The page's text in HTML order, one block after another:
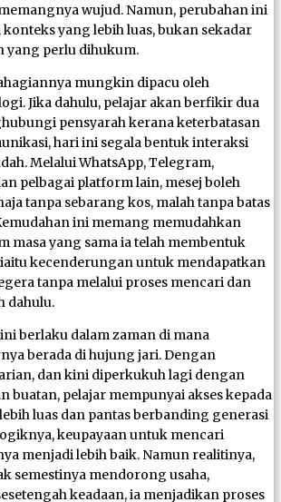
wujud. Namun, perubahan ini
yang lebih luas, bukan sekadar
yang perlu dihukum.
mungkin dipacu oleh
Jika dahulu, pelajar akan berfikir dua
pensyarah kerana keterbatasan
hari ini segala bentuk interaksi
Melalui WhatsApp, Telegram,
pelbagai platform lain, mesej boleh
tanpa sebarang kos, malah tanpa batas
ini memang memudahkan
masa yang sama ia telah membentuk
iaitu kecenderungan untuk mendapatkan
tanpa melalui proses mencari dan
dahulu.
berlaku dalam zaman di mana
berada di hujung jari. Dengan
dan kini diperkukuh lagi dengan
buatan, pelajar mempunyai akses kepada
luas dan pantas berbanding generasi
keupayaan untuk mencari
menjadi lebih baik. Namun realitinya,
semestinya mendorong usaha,
keadaan, ia menjadikan proses